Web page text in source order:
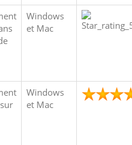
Windows
et Mac
Windows
et Mac